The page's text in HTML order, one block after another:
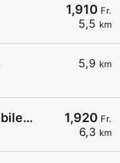
1,910 Fr.
5,5 km
5,9 km
1,920 Fr.
6,3 km
Miniprix Station GPS-Automobiles SA